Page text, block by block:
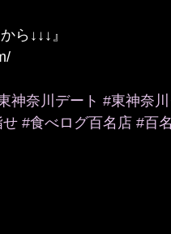
ら↓↓↓』
神奈川デート #東神奈
せ #食べログ百名店 #百